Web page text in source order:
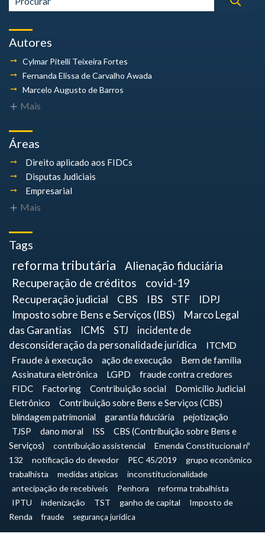
Autores
Cylmar Pitelli Teixeira Fortes
Fernanda Elissa de Carvalho Awada
Marcelo Augusto de Barros
Mais
Áreas
Direito aplicado aos FIDCs
Disputas Judiciais
Empresarial
Mais
Tags
reforma tributária
Alienação fiduciária
Recuperação de créditos
covid-19
Recuperação judicial CBS IBS STF
IDPJ
Imposto sobre Bens e Serviços (IBS)
Marco Legal
das Garantias
ICMS STJ
incidente de
desconsideração da personalidade jurídica
ITCMD
Fraude à execução
ação de execução
Bem de família
Assinatura eletrônica
LGPD fraude contra credores
FIDC Factoring Contribuição social
Domicílio Judicial
Eletrônico
Contribuição sobre Bens e Serviços (CBS)
blindagem patrimonial
garantia fiduciária
pejotização
TJSP
dano moral ISS
CBS (Contribuição sobre Bens e
Serviços)
contribuição assistencial
Emenda Constitucional nº
132
notificação do devedor PEC 45/2019
grupo econômico
trabalhista
medidas atípicas
inconstitucionalidade
antecipação de recebíveis
Penhora
reforma trabalhista
IPTU
indenização TST ganho de capital
Imposto de
Renda
fraude segurança jurídica